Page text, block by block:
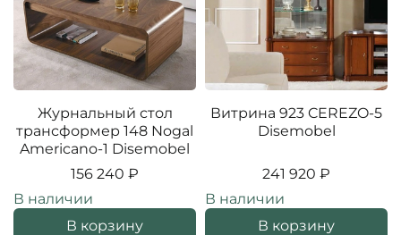
Журнальный стол
трансформер 148 Nogal
Americano-1 Disemobel
156 240 ₽
В наличии
В корзину
Витрина 923 CEREZO-5
Disemobel
241 920 ₽
В наличии
В корзину